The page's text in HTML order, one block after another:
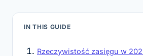
IN THIS GUIDE
Rzeczywistość zasięgu w